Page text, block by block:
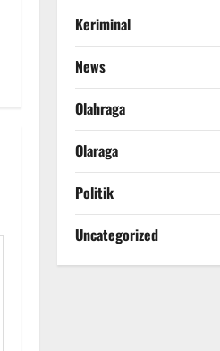
Keriminal
News
Olahraga
Olaraga
Politik
Uncategorized